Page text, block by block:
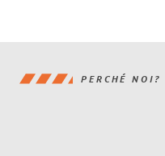
PERCHÉ NOI?